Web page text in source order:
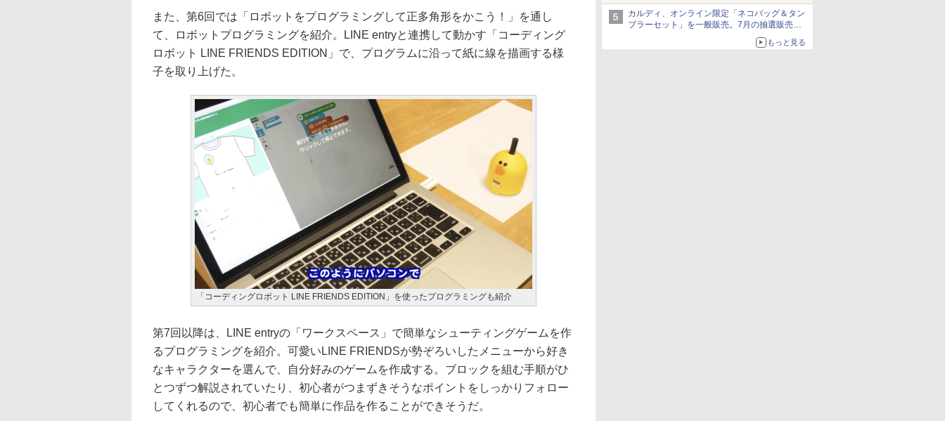
ねっと限定
カルディ、オンライン限定「ネコバッグ＆タン
ブラーセット」を一般販売。7月の抽選販売の
もっと見る
また、第6回では「ロボットをプログラミングして正多角形をかこう！」を通し
て、ロボットプログラミングを紹介。LINE entryと連携して動かす「コーディング
ロボット LINE FRIENDS EDITION」で、プログラムに沿って紙に線を描画する様
子を取り上げた。
「コーディングロボット LINE FRIENDS EDITION」を使ったプログラミングも紹介
第7回以降は、LINE entryの「ワークスペース」で簡単なシューティングゲームを作
るプログラミングを紹介。可愛いLINE FRIENDSが勢ぞろいしたメニューから好き
なキャラクターを選んで、自分好みのゲームを作成する。ブロックを組む手順がひ
とつずつ解説されていたり、初心者がつまずきそうなポイントをしっかりフォロー
してくれるので、初心者でも簡単に作品を作ることができそうだ。